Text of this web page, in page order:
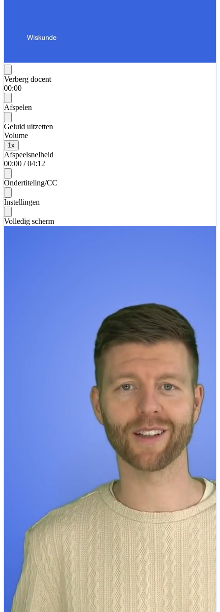
Verberg docent
00:00
Afspelen
Geluid uitzetten
Volume
1 x
Afspeelsnelheid
00:00 / 04:12
Ondertiteling/CC
Instellingen
Volledig scherm